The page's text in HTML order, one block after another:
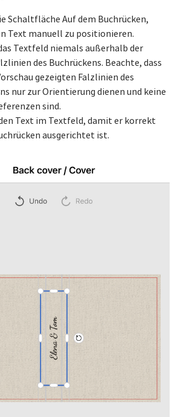
Schaltfläche Auf dem Buchrücken,
Text manuell zu positionieren.
Textfeld niemals außerhalb der
des Buchrückens. Beachte, dass
gezeigten Falzlinien des
nur zur Orientierung dienen und keine
sind.
Text im Textfeld, damit er korrekt
ausgerichtet ist.